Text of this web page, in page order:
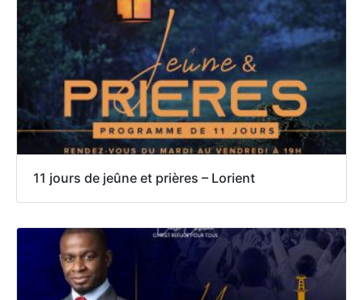
11 jours de jeûne et prières – Lorient